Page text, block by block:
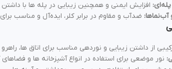
: افزایش ایمنی و همچنین زیبایی در پله‌ ها با
آب‌نماها: ضدآب و مقاوم در برابر کلر، ایده‌آل و مناسب
از داشتن زیبایی و نوردهی مناسب برای اتاق‌ ها،
: نور موضعی برای استفاده در انواع آشپزخانه‌ ها و